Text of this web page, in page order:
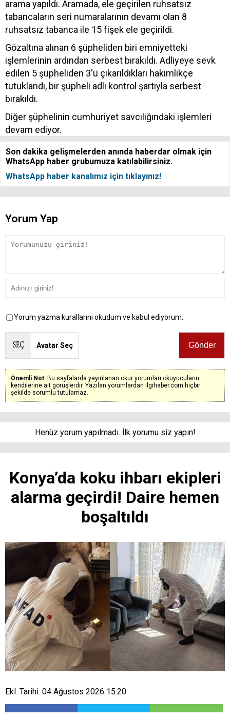
arama yapıldı. Aramada, ele geçirilen ruhsatsız
tabancaların seri numaralarının devamı olan 8
ruhsatsız tabanca ile 15 fişek ele geçirildi.
Gözaltına alınan 6 şüpheliden biri emniyetteki
işlemlerinin ardından serbest bırakıldı. Adliyeye sevk
edilen 5 şüpheliden 3'ü çıkarıldıkları hakimlikçe
tutuklandı, bir şüpheli adli kontrol şartıyla serbest
bırakıldı.
Diğer şüphelinin cumhuriyet savcılığındaki işlemleri
devam ediyor.
Son dakika gelişmelerden anında haberdar olmak için
WhatsApp haber grubumuza katılabilirsiniz.
WhatsApp haber kanalımız için tıklayınız!
Yorum Yap
Yorum yazma kurallarını okudum ve kabul ediyorum.
Avatar Seç
Önemli Not: Bu sayfalarda yayınlanan okur yorumları okuyucuların
kendilerine ait görüşlerdir. Yazılan yorumlardan ilgihaber.com hiçbir
şekilde sorumlu tutulamaz.
Henüz yorum yapılmadı. İlk yorumu siz yapın!
Konya’da koku ihbarı ekipleri
alarma geçirdi! Daire hemen
boşaltıldı
Ekl. Tarihi: 04 Ağustos 2026 15:20